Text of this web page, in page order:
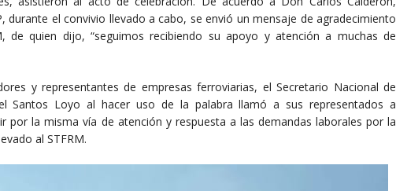
durante el convivio llevado a cabo, se envió un mensaje de agradecimiento
de quien dijo, “seguimos recibiendo su apoyo y atención a muchas de
y representantes de empresas ferroviarias, el Secretario Nacional de
Santos Loyo al hacer uso de la palabra llamó a sus representados a
por la misma vía de atención y respuesta a las demandas laborales por la
al STFRM.